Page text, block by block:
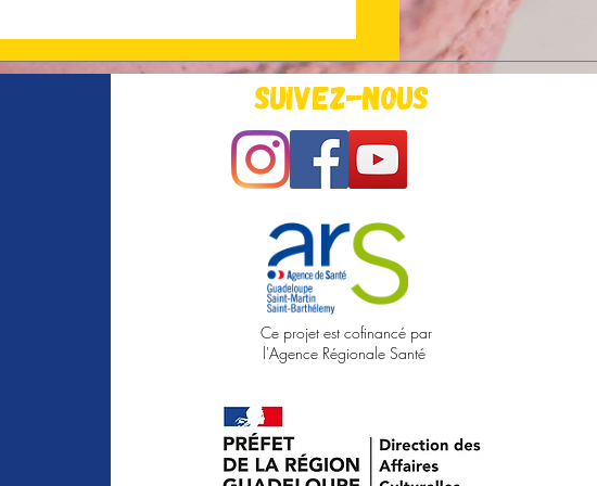
Suivez-nous
Ce projet est cofinancé par
l'Agence Régionale Santé